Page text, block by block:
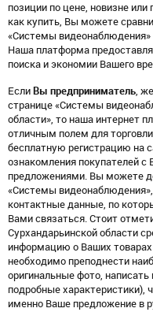
позиции по цене, новизне
как купить, Вы можете
«Системы видеонаблюдения»
Наша платформа
поиска и экономии Вашего
Если Вы предприниматель ,
странице «Системы
области», то наша интернет
отличным полем для
бесплатную регистрацию на
ознакомления покупателей
предложениями. Вы можете
«Системы
контактные данные, по
Вами связаться. Стоит
Сурхандарьинской области
информацию о Ваших
необходимо преподнести
оригинальные фото, написать
подробные характеристики),
именно Ваше предложение в